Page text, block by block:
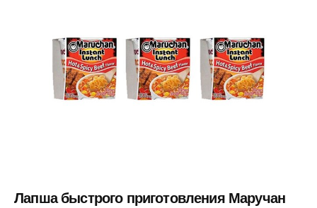
Лапша быстрого приготовления Маручан